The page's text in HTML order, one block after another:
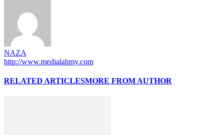
NAZA
http://www.medialahmy.com
RELATED ARTICLESMORE FROM AUTHOR